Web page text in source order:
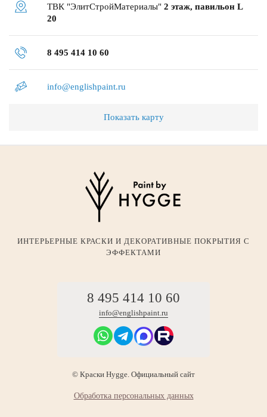
ТВК "ЭлитСтройМатериалы" 2 этаж, павильон L
20
8 495 414 10 60
info@englishpaint.ru
Показать карту
ИНТЕРЬЕРНЫЕ КРАСКИ И ДЕКОРАТИВНЫЕ ПОКРЫТИЯ С
ЭФФЕКТАМИ
8 495 414 10 60
info@englishpaint.ru
© Краски Hygge. Официальный сайт
Обработка персональных данных